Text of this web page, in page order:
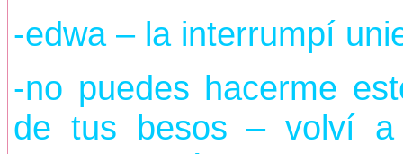
-edwa – la interrumpí
-no puedes hacerme
de tus besos – volví a